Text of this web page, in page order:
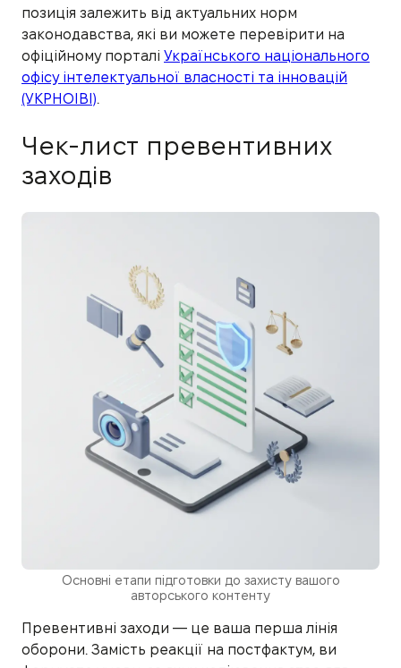
позиція залежить від актуальних норм
законодавства, які ви можете перевірити на
офіційному порталі Українського національного
офісу інтелектуальної власності та інновацій
(УКРНОІВІ).
Чек-лист превентивних
заходів
Основні етапи підготовки до захисту вашого
авторського контенту
Превентивні заходи — це ваша перша лінія
оборони. Замість реакції на постфактум, ви